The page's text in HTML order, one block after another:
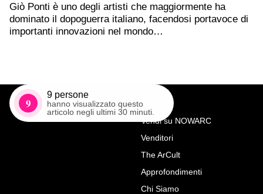
Giò Ponti è uno degli artisti che maggiormente ha
dominato il dopoguerra italiano, facendosi portavoce di
importanti innovazioni nel mondo…
9
9 persone
hanno visualizzato questo
articolo negli ultimi 30 minuti.
Richiedi Maggiori Info su
Vassoio in lucite e metallo di
Christian Dior di metà secolo
Vendi su NOWARC
Venditori
The ArCult
Approfondimenti
Chi Siamo